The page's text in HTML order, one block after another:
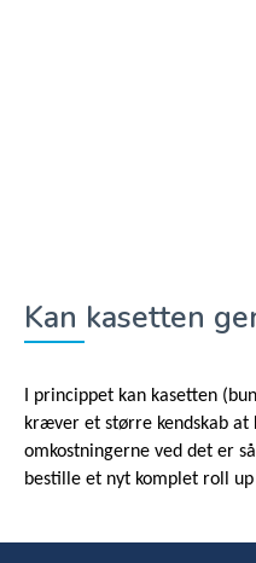
Kan kasetten
I princippet kan kasetten
kræver et større kendskab
omkostningerne ved det er
bestille et nyt komplet roll up